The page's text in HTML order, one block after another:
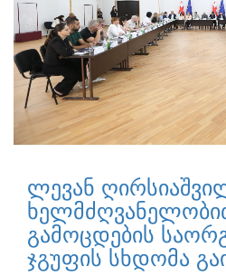
ლევან
გამოცდების
ჯგუფის სხდომა